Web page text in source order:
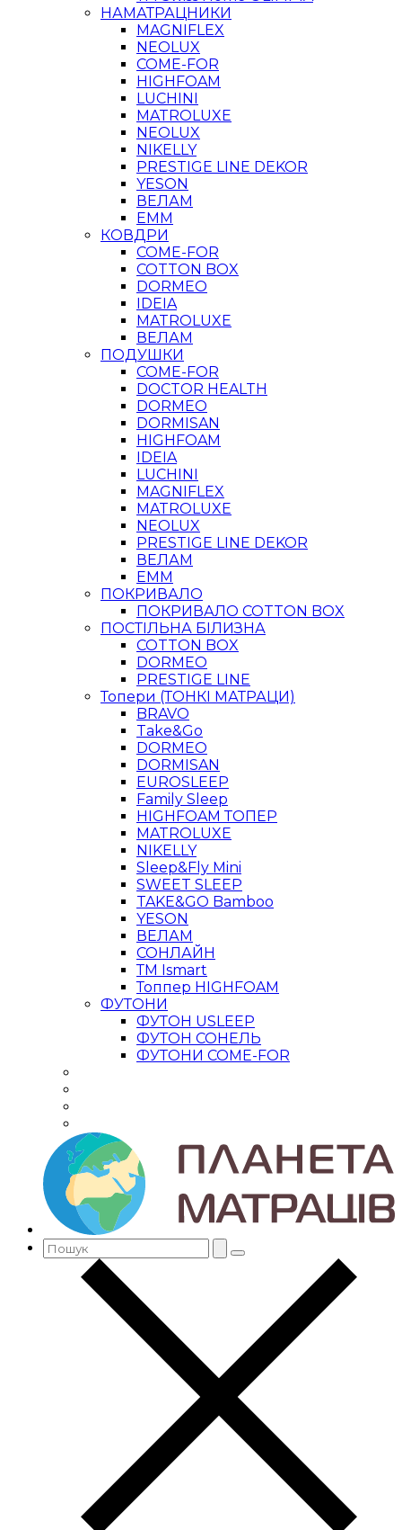
НАМАТРАЦНИКИ
MAGNIFLEX
NEOLUX
COME-FOR
HIGHFOAM
LUCHINI
MATROLUXE
NEOLUX
NIKELLY
PRESTIGE LINE DEKOR
YESON
ВЕЛАМ
ЕММ
КОВДРИ
COME-FOR
COTTON BOX
DORMEO
IDEIA
MATROLUXE
ВЕЛАМ
ПОДУШКИ
COME-FOR
DOCTOR HEALTH
DORMEO
DORMISAN
HIGHFOAM
IDEIA
LUCHINI
MAGNIFLEX
MATROLUXE
NEOLUX
PRESTIGE LINE DEKOR
ВЕЛАМ
ЕММ
ПОКРИВАЛО
ПОКРИВАЛО COTTON BOX
ПОСТІЛЬНА БІЛИЗНА
COTTON BOX
DORMEO
PRESTIGE LINE
Топери (ТОНКІ МАТРАЦИ)
BRAVO
Take&Go
DORMEO
DORMISAN
EUROSLEEP
Family Sleep
HIGHFOAM ТОПЕР
MATROLUXE
NIKELLY
Sleep&Fly Mini
SWEET SLEEP
TAKE&GO Bamboo
YESON
ВЕЛАМ
СОНЛАЙН
ТМ Ismart
Топпер HIGHFOAM
ФУТОНИ
ФУТОН USLEEP
ФУТОН СОНЕЛЬ
ФУТОНИ COME-FOR